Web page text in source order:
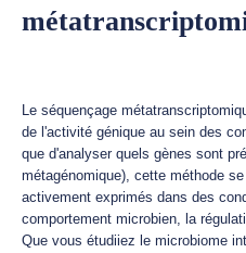
Le séquençage
de l'activité génique au sein des
que d'analyser quels gènes sont
métagénomique), cette méthode
activement exprimés dans des
comportement microbien, la
Que vous étudiiez le microbiome